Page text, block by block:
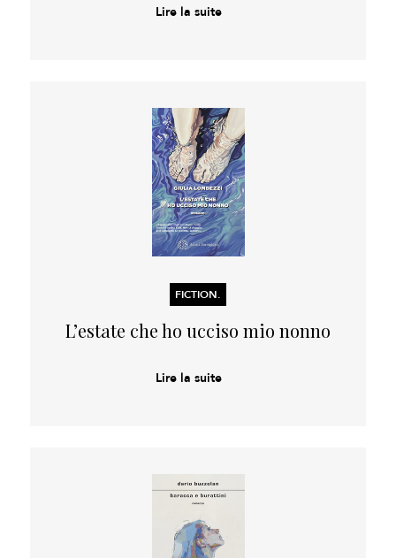
Lire la suite
FICTION.
L’estate che ho ucciso mio nonno
Lire la suite